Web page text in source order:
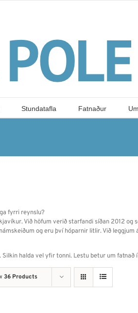
Stundatafla Fatnaður
fyrri reynslu?
Við höfum verið starfandi síðan 2012
og eru því hóparnir litlir. Við
halda vel yfir tonni. Lestu betur um
36 Products